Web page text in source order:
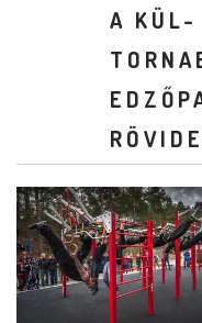
A KÜL-